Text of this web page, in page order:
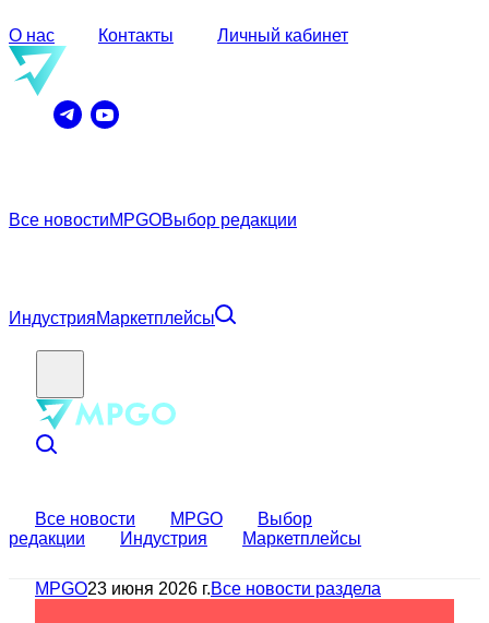
О нас Контакты Личный кабинет
Все новостиMPGOВыбор редакции
ИндустрияМаркетплейсы
Все новости MPGO
Выбор
редакции
Индустрия Маркетплейсы
MPGO23 июня 2026 г.Все новости раздела